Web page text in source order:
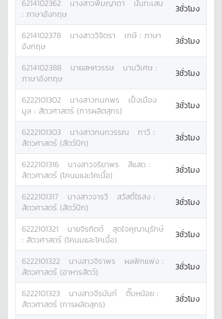
6214102362 นางสาวพิมญาดา
นันทะเสน
: ภาษาอังกฤษ 3ชั่วโมง
6214102378 นางสาววิจิตรา เกษี : ภาษา
อังกฤษ
3ชั่วโมง
6214102388 นายสหศวรรษ นามวิเศษ :
ภาษาอังกฤษ
3ชั่วโมง
6222101302 นางสาวกนกพร
เป็งเมือง
มูล : สัตวศาสตร์ (การผลิตสุกร) 3ชั่วโมง
6222101303 นางสาวกนกวรรณ กาวี :
สัตวศาสตร์ (สัตว์ปีก)
3ชั่วโมง
6222101316 นางสาวจริยาพร สีแสด :
สัตวศาสตร์ (โคนมและโคเนื้อ)
3ชั่วโมง
6222101317 นางสาวจารวี สวัสดิ์ไธสง :
สัตวศาสตร์ (สัตว์ปีก)
3ชั่วโมง
6222101321 นายจิรกิตต์
สุดใจคุณานุรักษ์
: สัตวศาสตร์ (โคนมและโคเนื้อ) 3ชั่วโมง
6222101322 นางสาวจิราพร ผลฟักแฟง :
สัตวศาสตร์ (อาหารสัตว์)
3ชั่วโมง
6222101323 นางสาวจีรนันท์ ติ๊บหน้อย :
สัตวศาสตร์ (การผลิตสุกร)
3ชั่วโมง